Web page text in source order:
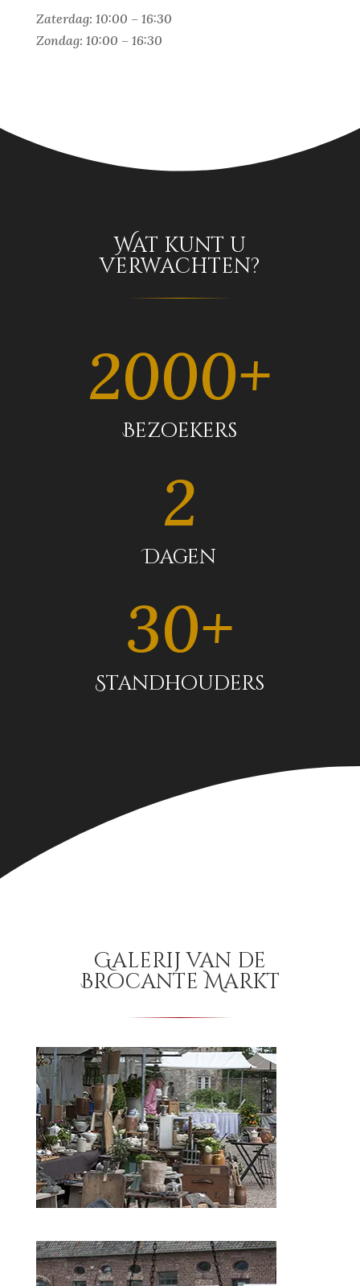
Zaterdag: 10:00 – 16:30
Zondag: 10:00 – 16:30
Wat kunt u
verwachten?
2000+
Bezoekers
2
Dagen
30+
Standhouders
Galerij van de
Brocante Markt